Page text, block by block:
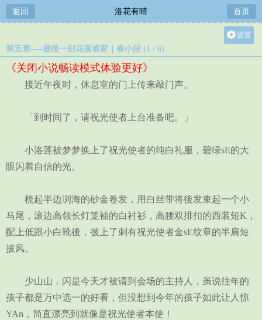
返回 洛花有晴 首页
设置
第五章—–最後一刻花落谁家｜春小段 (1 / 6)
《关闭小说畅读模式体验更好》
接近午夜时，休息室的门上传来敲门声。
「到时间了，请祝光使者上台准备吧。」
小洛莲被梦梦换上了祝光使者的纯白礼服，碧绿sE的大
眼闪着自信的光。
梳起半边浏海的砂金卷发，用白丝带将後发束起一个小
马尾，滚边高领长灯笼袖的白衬衫，高腰双排扣的西装短K，
配上低跟小白靴後，披上了刺有祝光使者金sE纹章的半肩短
披风。
少山山．闪是今天才被请到会场的主持人，虽说往年的
孩子都是万中选一的好看，但没想到今年的孩子如此让人惊
YAn，简直漂亮到就像是祝光使者本使！